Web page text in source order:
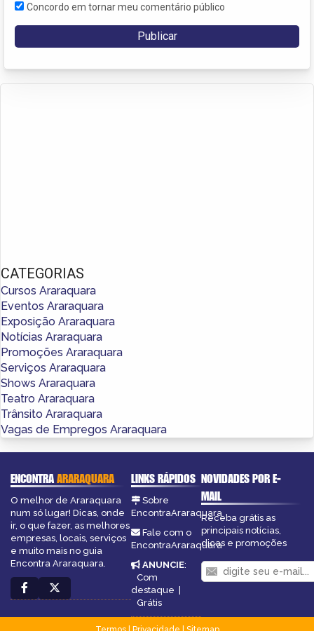
Concordo em tornar meu comentário público
CATEGORIAS
Cursos Araraquara
Eventos Araraquara
Exposição Araraquara
Notícias Araraquara
Promoções Araraquara
Serviços Araraquara
Shows Araraquara
Teatro Araraquara
Trânsito Araraquara
Vagas de Empregos Araraquara
ENCONTRAARARAQUARA
O melhor de Araraquara
num só lugar! Dicas, onde
ir, o que fazer, as melhores
empresas, locais, serviços
e muito mais no guia
Encontra Araraquara.
LINKS RÁPIDOS
Sobre
EncontraAraraquara
Fale com o
EncontraAraraquara
ANUNCIE:
Com
destaque
Grátis
NOVIDADES POR E-
MAIL
Receba grátis as
principais notícias,
dicas e promoções